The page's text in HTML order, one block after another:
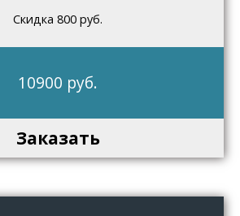
Скидка 800 руб.
10900 руб.
Заказать